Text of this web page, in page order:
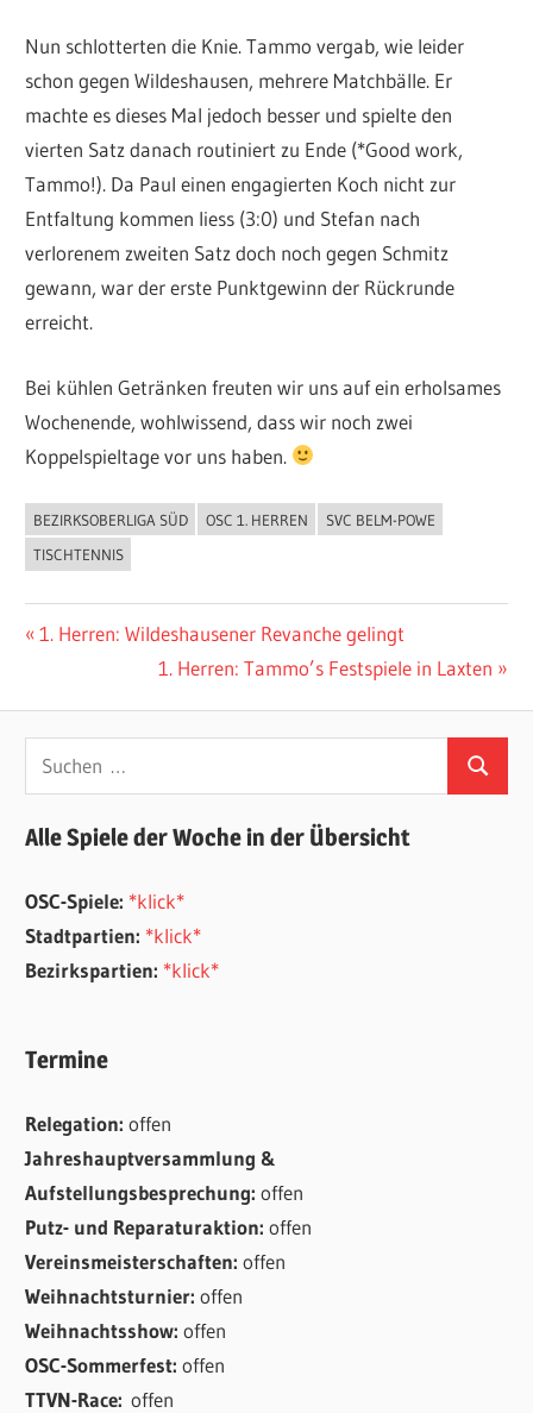
Nun schlotterten die Knie. Tammo vergab, wie leider
schon gegen Wildeshausen, mehrere Matchbälle. Er
machte es dieses Mal jedoch besser und spielte den
vierten Satz danach routiniert zu Ende (*Good work,
Tammo!). Da Paul einen engagierten Koch nicht zur
Entfaltung kommen liess (3:0) und Stefan nach
verlorenem zweiten Satz doch noch gegen Schmitz
gewann, war der erste Punktgewinn der Rückrunde
erreicht.
Bei kühlen Getränken freuten wir uns auf ein erholsames
Wochenende, wohlwissend, dass wir noch zwei
Koppelspieltage vor uns haben.
ALLGEMEIN
BEZIRKSOBERLIGA SÜD OSC 1. HERREN
SVC BELM-POWE
TISCHTENNIS
Beitragsnavigation
Vorheriger
1. Herren: Wildeshausener Revanche gelingt
Nächster
1. Herren: Tammo’s Festspiele in Laxten
Suchen
nach:
Suchen
Alle Spiele der Woche in der Übersicht
OSC-Spiele: *klick*
Stadtpartien: *klick*
Bezirkspartien: *klick*
Termine
Relegation:offen
Jahreshauptversammlung &
Aufstellungsbesprechung:offen
Putz- und Reparaturaktion:offen
Vereinsmeisterschaften:offen
Weihnachtsturnier:offen
Weihnachtsshow:offen
OSC-Sommerfest:offen
TTVN-Race:offen